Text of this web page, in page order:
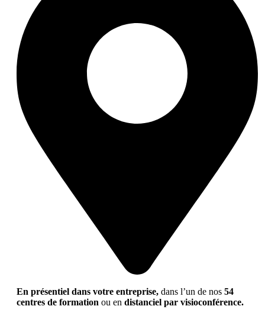
En présentiel dans votre entreprise, dans l’un de nos 54
centres de formation ou en distanciel par visioconférence.